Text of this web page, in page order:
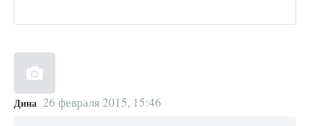
Дина 26 февраля 2015, 15:46